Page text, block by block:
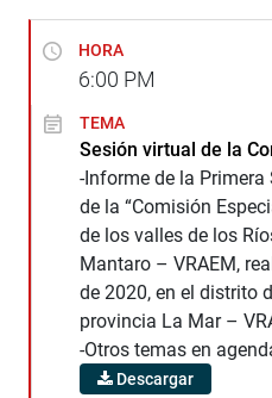
HORA
6:00 PM
TEMA
Sesión virtual de la
-Informe de la
de la “Comisión
de los valles de los
Mantaro – VRAEM,
de 2020, en el distrito
provincia La Mar –
-Otros temas en
Descargar